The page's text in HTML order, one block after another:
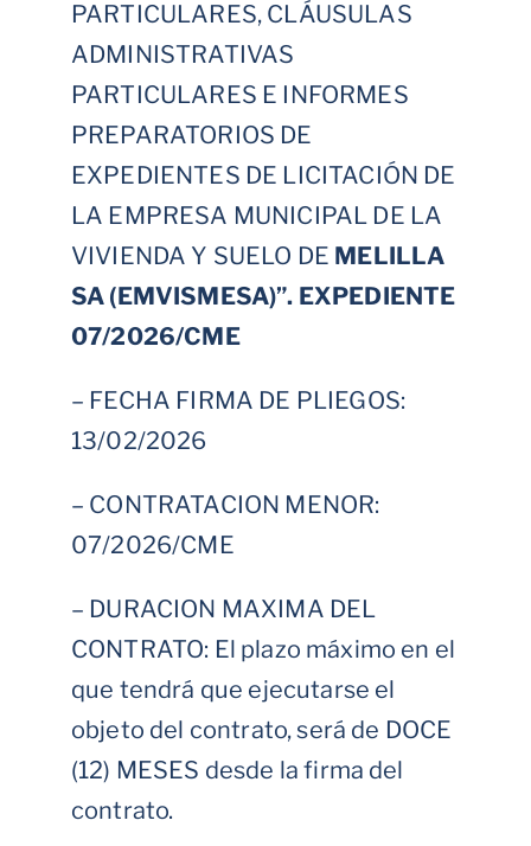
PARTICULARES, CLÁUSULAS
ADMINISTRATIVAS
PARTICULARES E INFORMES
PREPARATORIOS DE
EXPEDIENTES DE LICITACIÓN DE
LA EMPRESA MUNICIPAL DE LA
VIVIENDA Y SUELO DE MELILLA
SA (EMVISMESA)”. EXPEDIENTE
07/2026/CME
– FECHA FIRMA DE PLIEGOS:
13/02/2026
– CONTRATACION MENOR:
07/2026/CME
– DURACION MAXIMA DEL
CONTRATO: El plazo máximo en el
que tendrá que ejecutarse el
objeto del contrato, será de DOCE
(12) MESES desde la firma del
contrato.